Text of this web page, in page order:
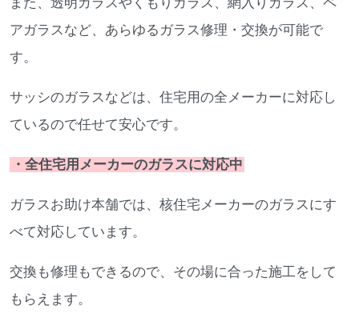
アガラスなど、あらゆるガラス修理・交換が可能で
す。
サッシのガラスなどは、住宅用の全メーカーに対応し
ているので任せて安心です。
・全住宅用メーカーのガラスに対応中
ガラスお助け本舗では、核住宅メーカーのガラスにす
べて対応しています。
交換も修理もできるので、その場に合った施工をして
もらえます。